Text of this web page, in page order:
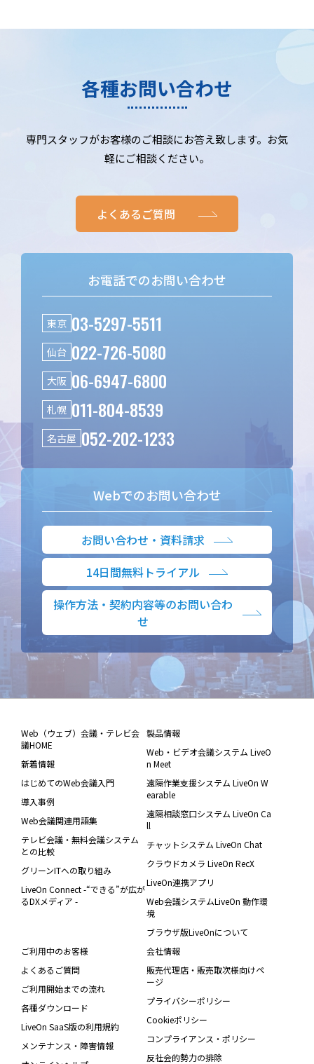
各種お問い合わせ
専門スタッフがお客様のご相談にお答え致します。お気
軽にご相談ください。
よくあるご質問
お電話でのお問い合わせ
東京 03-5297-5511
仙台 022-726-5080
大阪 06-6947-6800
札幌 011-804-8539
名古屋 052-202-1233
Webでのお問い合わせ
お問い合わせ・資料請求
14日間無料トライアル
操作方法・契約内容等のお問い合わ
せ
Web（ウェブ）会議・テレビ会
議HOME
新着情報
はじめてのWeb会議入門
導入事例
Web会議関連用語集
テレビ会議・無料会議システム
との比較
グリーンITへの取り組み
LiveOn Connect -“できる”が広が
るDXメディア -
製品情報
Web・ビデオ会議システム LiveO
n Meet
遠隔作業支援システム LiveOn W
earable
遠隔相談窓口システム LiveOn Ca
ll
チャットシステム LiveOn Chat
クラウドカメラ LiveOn RecX
LiveOn連携アプリ
Web会議システムLiveOn 動作環
境
ブラウザ版LiveOnについて
ご利用中のお客様
よくあるご質問
ご利用開始までの流れ
各種ダウンロード
LiveOn SaaS版の利用規約
メンテナンス・障害情報
会社情報
販売代理店・販売取次様向けペ
ージ
プライバシーポリシー
Cookieポリシー
コンプライアンス・ポリシー
反社会的勢力の排除